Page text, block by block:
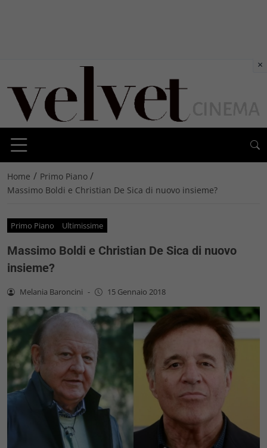
Home / Primo Piano /
Massimo Boldi e Christian De Sica di nuovo insieme?
Primo Piano Ultimissime
Massimo Boldi e Christian De Sica di nuovo
insieme?
Melania Baroncini - 15 Gennaio 2018
×